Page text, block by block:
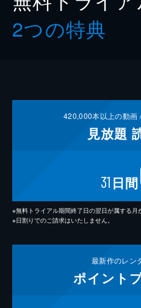
2つの特典
420,000本以上の動画
見放題
31 日間
※無料トライアル期間終了日の翌日が属する月
※日割りでのご請求はいたしません。
最新作のレン
ポイント